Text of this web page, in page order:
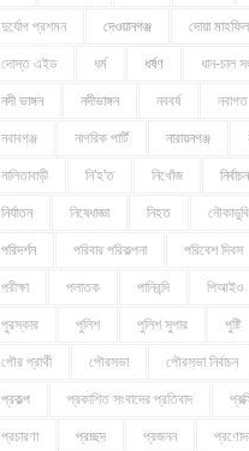
দুর্যোগ প্রশমন দেওয়ানগঞ্জ দোয়া মাহফিল
দোস্ত এইড ধর্ম ধর্ষণ ধান-চাল
নদী ভাঙ্গন নদীভাঙ্গন নববর্ষ নবাগত
নবাবগঞ্জ নাগরিক পার্টি নারায়নগঞ্জ
নালিতাবাড়ী নি'হ'ত নিখোঁজ নির্বাচন
নির্যাতন নিষেধাজ্ঞা নিহত নৌকাডুবি
পরিদর্শন পরিবার পরিকল্পনা পরিবেশ দিবস
পরীক্ষা পলাতক পানিবন্দি পিআইও
পুরস্কার পুলিশ পুলিশ সুপার পুষ্টি
পৌর প্রার্থী পৌরসভা পৌরসভা নির্বাচন
প্রকল্প প্রকাশিত সংবাদের প্রতিবাদ
প্রচারণা প্রচ্ছদ প্রজনন